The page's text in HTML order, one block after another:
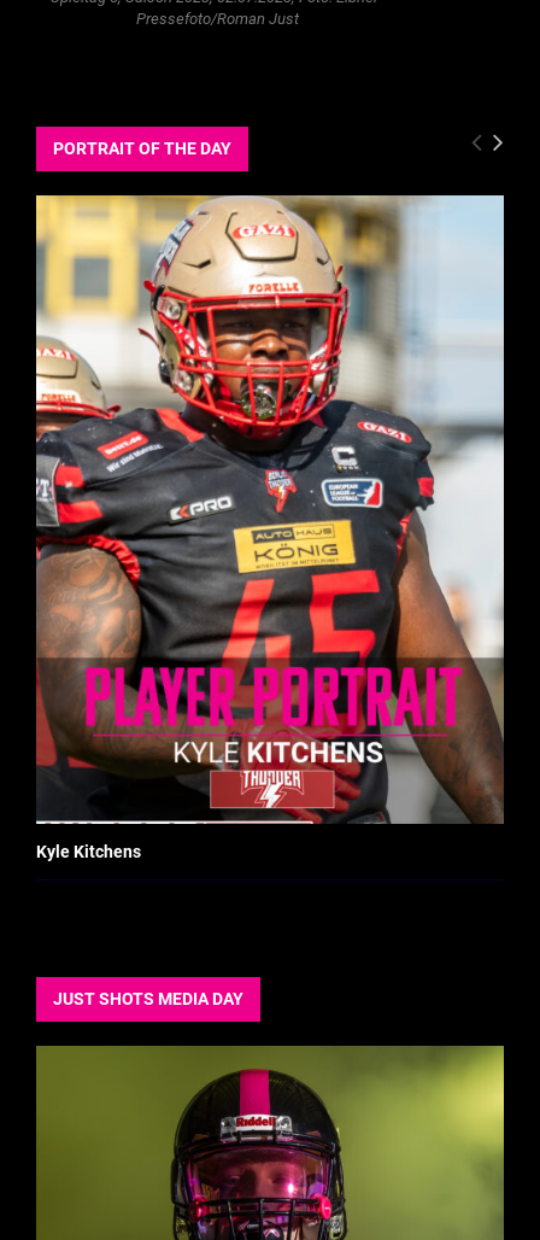
Pressefoto/Roman Just
PORTRAIT OF THE DAY
Kyle Kitchens
JUST SHOTS MEDIA DAY